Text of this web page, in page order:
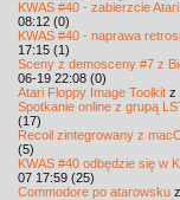
KWAS #40 - zabierzcie
08:12 (0)
KWAS #40 - naprawa
17:15 (1)
Sceny z demosceny #7 z
06-19 22:08 (0)
Atari Floppy Image Toolkit z
Spotkanie online z grupą
(17)
Recoil zintegrowany z
(5)
KWAS #40 odbędzie się w
07 17:59 (25)
Commodore po atarowsku